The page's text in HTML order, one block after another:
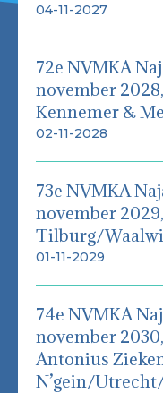
04-11-2027
72e NVMKA
november
Kennemer &
02-11-2028
73e NVMKA
november
Tilburg/
01-11-2029
74e NVMKA
november
Antonius
N’gein/